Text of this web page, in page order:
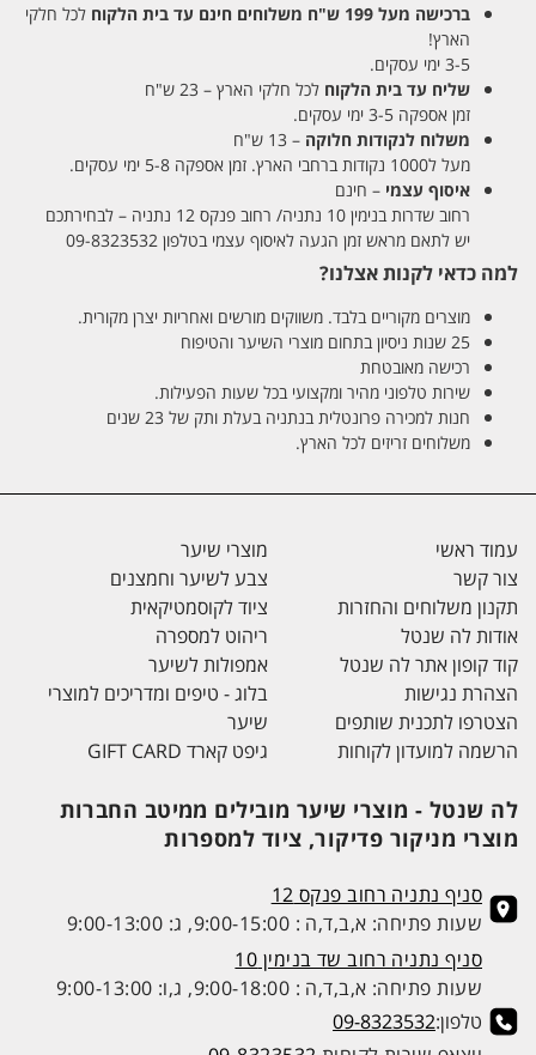
ברכישה מעל 199 ש"ח משלוחים חינם עד בית הלקוח לכל חלקי
הארץ!
3-5 ימי עסקים.
שליח עד בית הלקוח לכל חלקי הארץ – 23 ש"ח
זמן אספקה 3-5 ימי עסקים.
משלוח לנקודות חלוקה – 13 ש"ח
מעל ל1000 נקודות ברחבי הארץ. זמן אספקה 5-8 ימי עסקים.
איסוף עצמי – חינם
רחוב שדרות בנימין 10 נתניה/ רחוב פנקס 12 נתניה – לבחירתכם
יש לתאם מראש זמן הגעה לאיסוף עצמי בטלפון 09-8323532
למה כדאי לקנות אצלנו?
מוצרים מקוריים בלבד. משווקים מורשים ואחריות יצרן מקורית.
25 שנות ניסיון בתחום מוצרי השיער והטיפוח
רכישה מאובטחת
שירות טלפוני מהיר ומקצועי בכל שעות הפעילות.
חנות למכירה פרונטלית בנתניה בעלת ותק של 23 שנים
משלוחים זריזים לכל הארץ.
עמוד ראשי
צור קשר
תקנון משלוחים והחזרות
אודות לה שנטל
קוד קופון אתר לה שנטל
הצהרת נגישות
הצטרפו לתכנית שותפים
הרשמה למועדון לקוחות
מוצרי שיער
צבע לשיער וחמצנים
ציוד לקוסמטיקאית
ריהוט למספרה
אמפולות לשיער
בלוג - טיפים ומדריכים למוצרי
שיער
גיפט קארד GIFT CARD
לה שנטל - מוצרי שיער מובילים ממיטב החברות
מוצרי מניקור פדיקור, ציוד למספרות
סניף נתניה רחוב פנקס 12
שעות פתיחה: א,ב,ד,ה : 9:00-15:00, ג: 9:00-13:00
סניף נתניה רחוב שד בנימין 10
שעות פתיחה: א,ב,ד,ה : 9:00-18:00, ג,ו: 9:00-13:00
טלפון:09-8323532